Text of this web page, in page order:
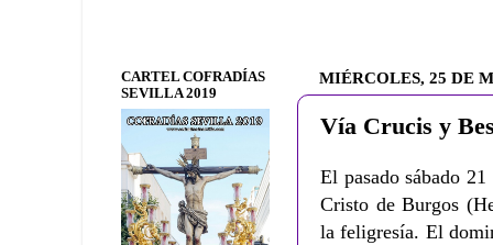
MIÉRCOLES, 25 DE
Vía Crucis y
El pasado sábado
Cristo de Burgos
la feligresía. El
CARTEL COFRADÍAS
SEVILLA 2019